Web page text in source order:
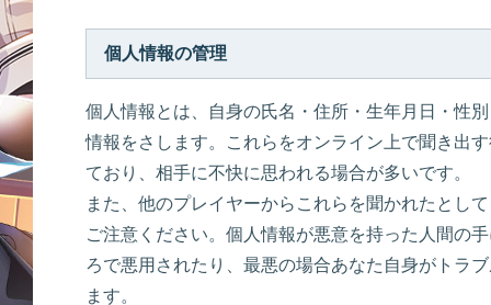
個人情報の管理
個人情報とは、自身の氏名・住所・生年月日・性
情報をさします。これらをオンライン上で聞き出
ており、相手に不快に思われる場合が多いです。
また、他のプレイヤーからこれらを聞かれたとし
ご注意ください。個人情報が悪意を持った人間の
ろで悪用されたり、最悪の場合あなた自身がトラ
ます。